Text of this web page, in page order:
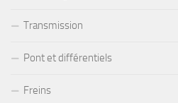
Transmission
Pont et différentiels
Freins